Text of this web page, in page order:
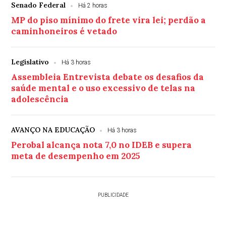
Senado Federal Há 2 horas
MP do piso mínimo do frete vira lei; perdão a
caminhoneiros é vetado
Legislativo Há 3 horas
Assembleia Entrevista debate os desafios da
saúde mental e o uso excessivo de telas na
adolescência
AVANÇO NA EDUCAÇÃO Há 3 horas
Perobal alcança nota 7,0 no IDEB e supera
meta de desempenho em 2025
PUBLICIDADE